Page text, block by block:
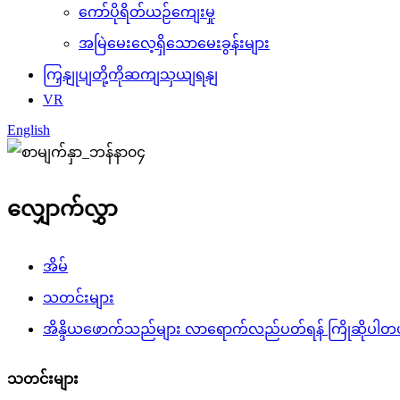
ကော်ပိုရိတ်ယဉ်ကျေးမှု
အမြဲမေးလေ့ရှိသောမေးခွန်းများ
ကြှနျုပျတို့ကိုဆကျသှယျရနျ
VR
English
လျှောက်လွှာ
အိမ်
သတင်းများ
အိန္ဒိယဖောက်သည်များ လာရောက်လည်ပတ်ရန် ကြိုဆိုပါ
သတင်းများ